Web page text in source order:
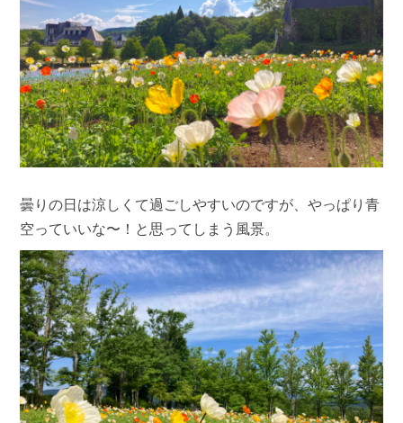
曇りの日は涼しくて過ごしやすいのですが、やっぱり青
空っていいな〜！と思ってしまう風景。